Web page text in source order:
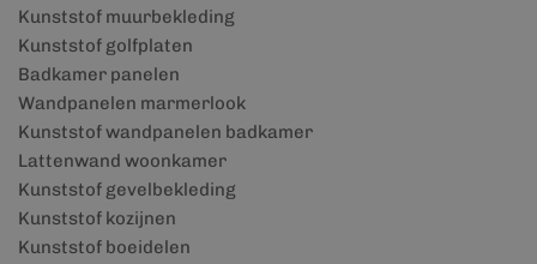
Kunststof muurbekleding
Kunststof golfplaten
Badkamer panelen
Wandpanelen marmerlook
Kunststof wandpanelen badkamer
Lattenwand woonkamer
Kunststof gevelbekleding
Kunststof kozijnen
Kunststof boeidelen